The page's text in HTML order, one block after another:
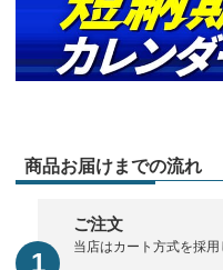
商品お届けまでの流れ
ご注文
当店はカート方式を採用